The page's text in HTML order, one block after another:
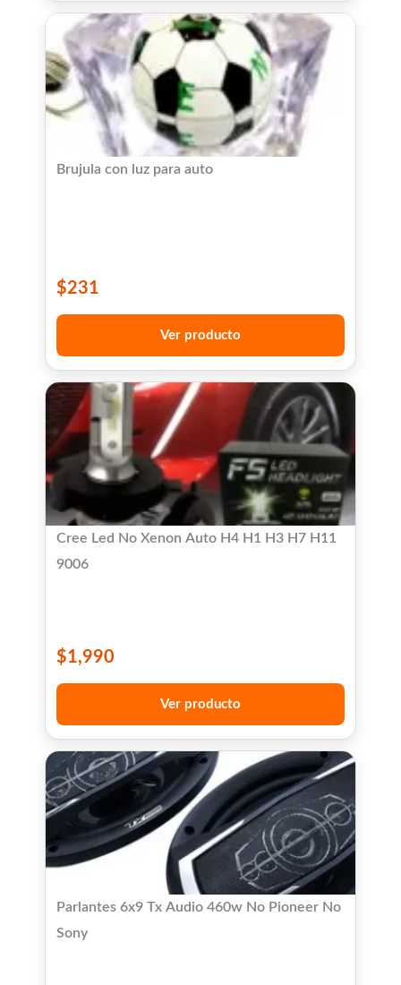
Brujula con luz para auto
$231
Ver producto
Cree Led No Xenon Auto H4 H1 H3 H7 H11
9006
$1,990
Ver producto
Parlantes 6x9 Tx Audio 460w No Pioneer No
Sony